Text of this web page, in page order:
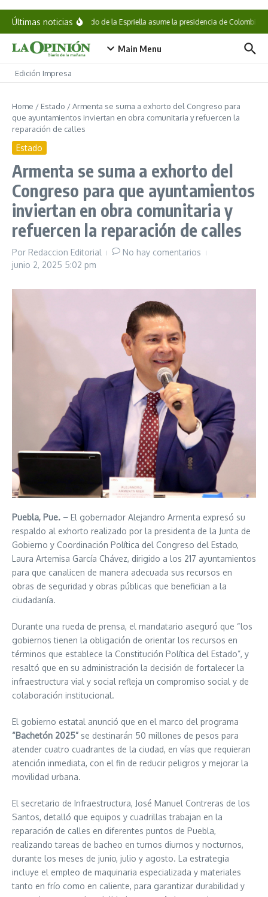
Saltar al contenido
Últimas noticiasAbelardo de la Espriella asume la presidencia de Colombia
Main Menu
Edición Impresa
Home / Estado /Armenta se suma a exhorto del Congreso para
que ayuntamientos inviertan en obra comunitaria y refuercen la
reparación de calles
Estado
Armenta se suma a exhorto del
Congreso para que ayuntamientos
inviertan en obra comunitaria y
refuercen la reparación de calles
Por Redaccion Editorial
No hay comentarios
junio 2, 2025 5:02 pm
Puebla, Pue. – El gobernador Alejandro Armenta expresó su
respaldo al exhorto realizado por la presidenta de la Junta de
Gobierno y Coordinación Política del Congreso del Estado,
Laura Artemisa García Chávez, dirigido a los 217 ayuntamientos
para que canalicen de manera adecuada sus recursos en
obras de seguridad y obras públicas que benefician a la
ciudadanía.
Durante una rueda de prensa, el mandatario aseguró que “los
gobiernos tienen la obligación de orientar los recursos en
términos que establece la Constitución Política del Estado”, y
resaltó que en su administración la decisión de fortalecer la
infraestructura vial y social refleja un compromiso social y de
colaboración institucional.
El gobierno estatal anunció que en el marco del programa
“Bachetón 2025” se destinarán 50 millones de pesos para
atender cuatro cuadrantes de la ciudad, en vías que requieran
atención inmediata, con el fin de reducir peligros y mejorar la
movilidad urbana.
El secretario de Infraestructura, José Manuel Contreras de los
Santos, detalló que equipos y cuadrillas trabajan en la
reparación de calles en diferentes puntos de Puebla,
realizando tareas de bacheo en turnos diurnos y nocturnos,
durante los meses de junio, julio y agosto. La estrategia
incluye el empleo de maquinaria especializada y materiales
tanto en frío como en caliente, para garantizar durabilidad y